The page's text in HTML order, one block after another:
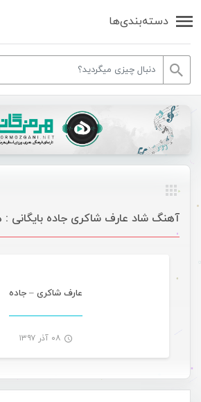
دسته‌بندی‌ها
آهنگ شاد عارف شاکری جاده بایگانی
عارف شاکری – جاده
۰۸ آذر ۱۳۹۷